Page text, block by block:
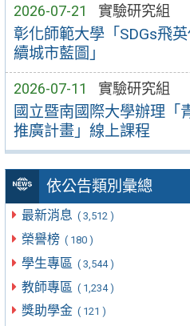
2026-07-21 實驗研究組
彰化師範大學「SDGs飛
續城市藍圖」
2026-07-11 實驗研究組
國立暨南國際大學辦理「
推廣計畫」線上課程
依公告類別彙總
最新消息 ( 3,512 )
榮譽榜 ( 180 )
學生專區 ( 3,544 )
教師專區 ( 1,234 )
獎助學金 ( 121 )